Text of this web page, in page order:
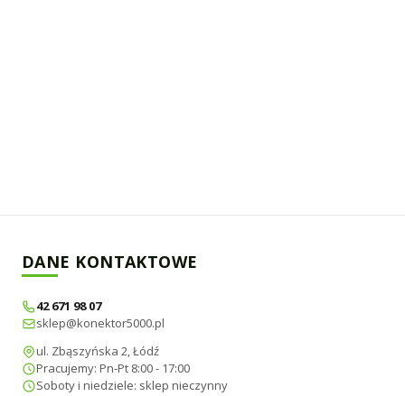
DANE KONTAKTOWE
42 671 98 07
sklep@konektor5000.pl
ul. Zbąszyńska 2, Łódź
Pracujemy: Pn-Pt 8:00 - 17:00
Soboty i niedziele: sklep nieczynny